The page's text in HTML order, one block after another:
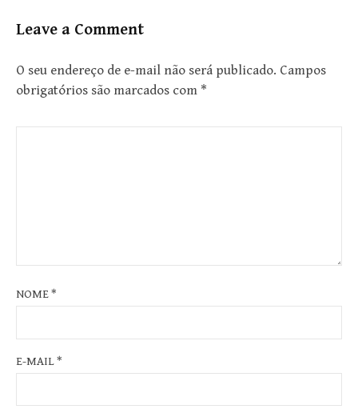
Leave a Comment
O seu endereço de e-mail não será publicado. Campos
obrigatórios são marcados com *
NOME*
E-MAIL*